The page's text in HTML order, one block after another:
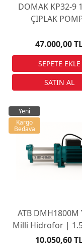
DOMAK KP32-9
ÇIPLAK
47.000,00
ATB DMH1800M
Milli Hidrofor |
HP) | 62 Metre
10.050,60
Yeni
Kargo
Bedava